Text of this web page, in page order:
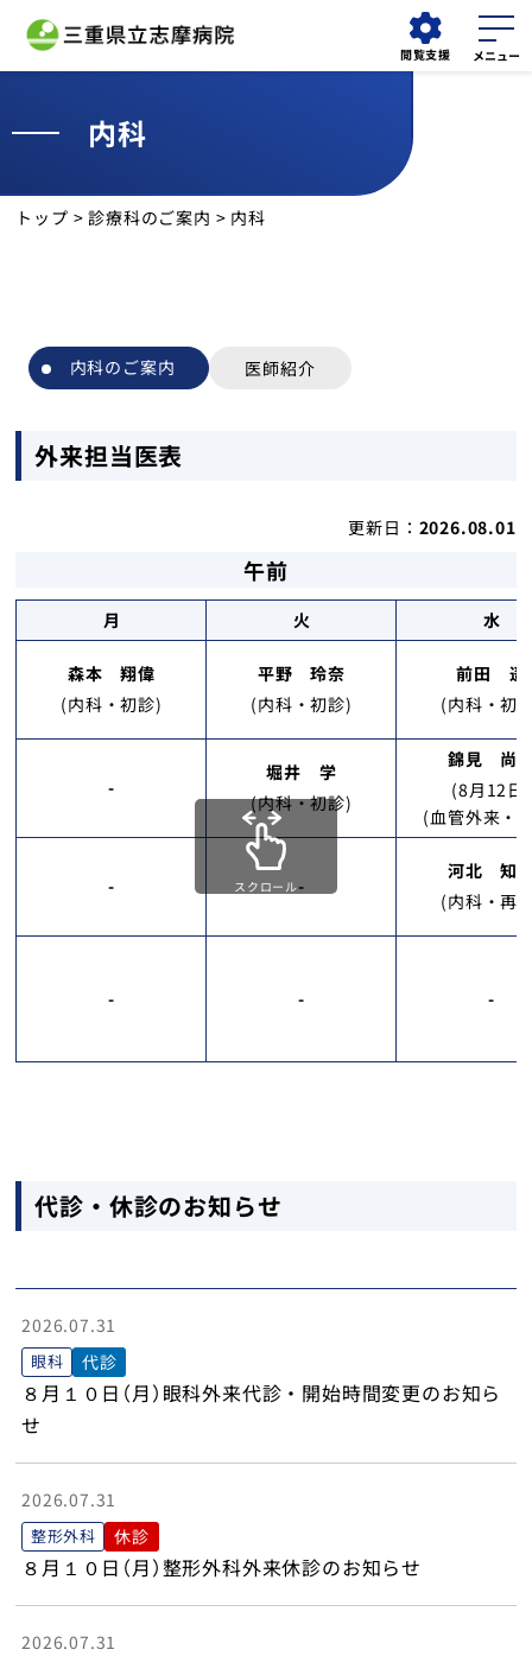
閲覧支援
救急外来
外来
担当医表
診療科
在宅サービス
採用情報
交通アクセス
地域医療振興協会
トップ
内科
トップ >診療科のご案内 > 内科
内科のご案内 医師紹介
外来担当医表
更新日： 2026.08.01
午前
月 火 水
森本 翔偉
(内科・初診)
平野 玲奈
(内科・初診)
前田 遥
(内科・初
-
堀井 学
(内科・初診)
錦見 尚
(8月12日)
(血管外来・
- -
河北 知
(内科・再
- - -
スクロール
代診・休診のお知らせ
2026.07.31
眼科 代診
８月１０日（月）眼科外来代診・開始時間変更のお知ら
せ
2026.07.31
整形外科 休診
８月１０日（月）整形外科外来休診のお知らせ
2026.07.31